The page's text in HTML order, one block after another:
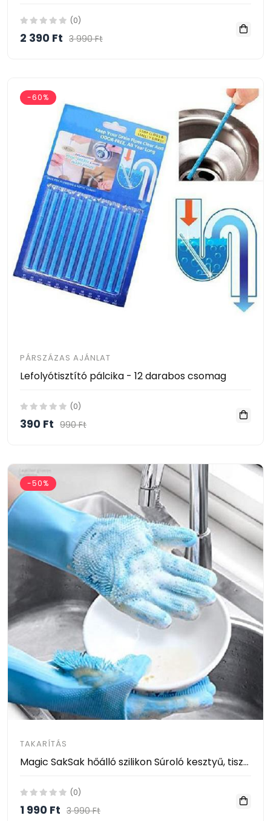
(0)
2 390 Ft 3 990 Ft
-60%
PÁRSZÁZAS AJÁNLAT
Lefolyótisztító pálcika - 12 darabos csomag
(0)
390 Ft 990 Ft
-50%
TAKARÍTÁS
Magic SakSak hőálló szilikon Súroló kesztyű, tisztító felülettel
(0)
1 990 Ft 3 990 Ft